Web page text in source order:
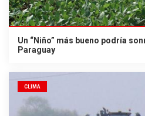
Un “Niño” más bueno podría
Paraguay
CLIMA